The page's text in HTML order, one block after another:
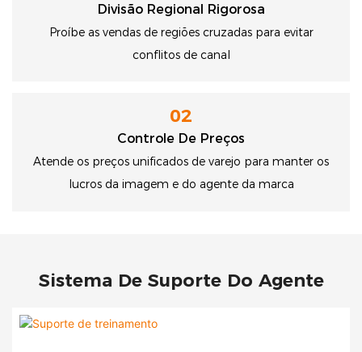
Divisão Regional Rigorosa
Proíbe as vendas de regiões cruzadas para evitar
conflitos de canal
02
Controle De Preços
Atende os preços unificados de varejo para manter os
lucros da imagem e do agente da marca
Sistema De Suporte Do Agente